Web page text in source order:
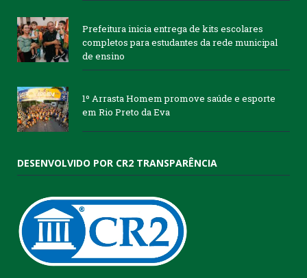
Prefeitura inicia entrega de kits escolares
completos para estudantes da rede municipal
de ensino
1º Arrasta Homem promove saúde e esporte
em Rio Preto da Eva
DESENVOLVIDO POR CR2 TRANSPARÊNCIA